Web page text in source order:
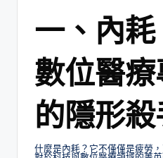
一、內
數位醫
的隱形
什麼是內耗？它不僅僅是疲勞